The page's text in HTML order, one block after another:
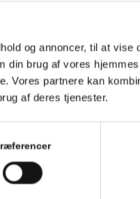
og annoncer, til at
din brug af vores
Vores partnere kan
af deres tjenester.
mobil el.
for dig og optræde
omfatte: